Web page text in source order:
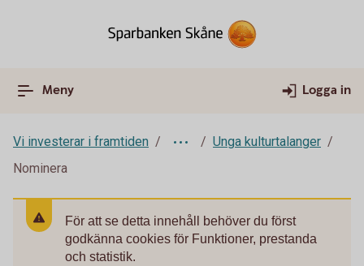
Meny Logga in
Vi investerar i framtiden
Unga kulturtalanger
Nominera
För att se detta innehåll behöver du först
godkänna cookies för Funktioner, prestanda
och statistik.